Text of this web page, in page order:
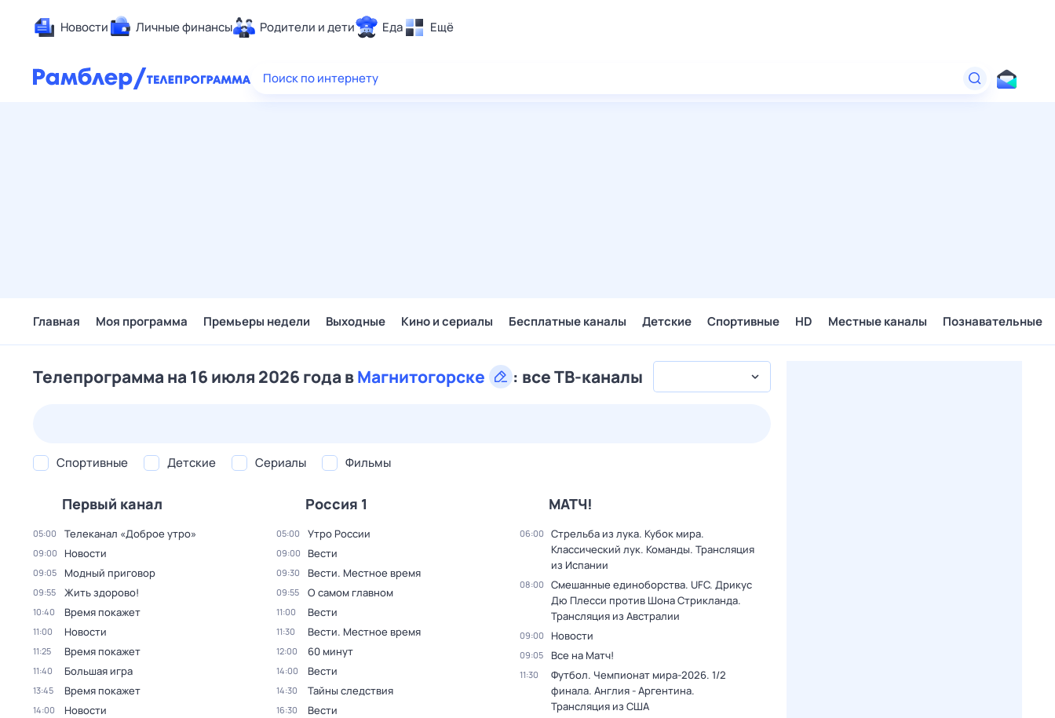
Новости Личные финансы Родители и дети Еда Ещё
Здоровье
Поиск по интернету
Главная Моя программа Премьеры недели Выходные Кино и сериалы Бесплатные каналы Детские Спортивные HD Местные каналы Познавательные
Телепрограмма на 16 июля 2026 года вМагнитогорске : все ТВ-каналы
Спортивные Детские Сериалы Фильмы
Первый канал
05:00 Телеканал «Доброе утро»
09:00 Новости
09:05 Модный приговор
09:55 Жить здорово!
10:40 Время покажет
11:00 Новости
11:25 Время покажет
11:40 Большая игра
13:45 Время покажет
14:00 Новости
Россия 1
05:00 Утро России
09:00 Вести
09:30 Вести. Местное время
09:55 О самом главном
11:00 Вести
11:30 Вести. Местное время
12:00 60 минут
14:00 Вести
14:30 Тайны следствия
16:30 Вести
МАТЧ!
06:00
Стрельба из лука. Кубок мира.
Классический лук. Команды. Трансляция
из Испании
08:00
Смешанные единоборства. UFC. Дрикус
Дю Плесси против Шона Стрикланда.
Трансляция из Австралии
09:00 Новости
09:05 Все на Матч!
11:30
Футбол. Чемпионат мира-2026. 1/2
финала. Англия - Аргентина.
Трансляция из США